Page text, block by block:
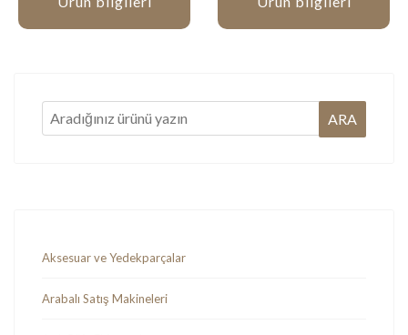
Aksesuar ve Yedekparçalar
Arabalı Satış Makineleri